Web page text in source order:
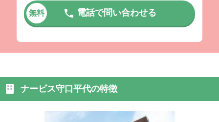
無料 電話で問い合わせる
ナービス守口平代の特徴